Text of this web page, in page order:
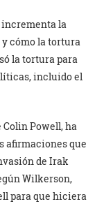
incrementa la
cómo la tortura
la tortura para
incluido el
Powell, ha
afirmaciones que
de Irak
Wilkerson,
para que hiciera